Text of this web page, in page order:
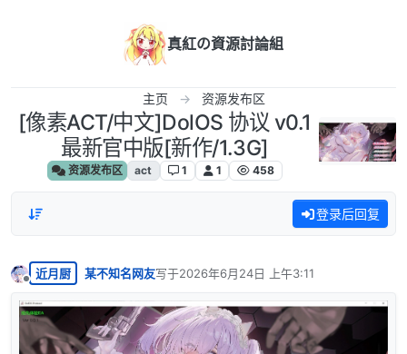
真紅の資源討論組
主页 资源发布区
[像素ACT/中文]DolOS 协议 v0.1
最新官中版[新作/1.3G]
资源发布区 act 1 1 458
登录后回复
离线
近月厨 某不知名网友写于2026年6月24日 上午3:11
最后由 编辑